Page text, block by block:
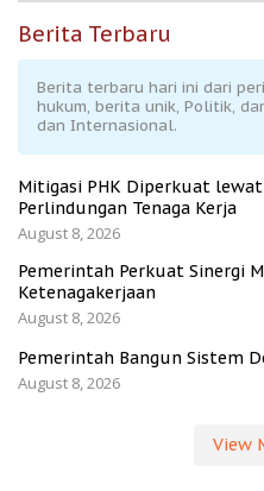
Berita Terbaru
Berita terbaru hari ini dari
hukum, berita unik, Politik,
dan Internasional.
Mitigasi PHK Diperkuat
Perlindungan Tenaga Kerja
August 8, 2026
Pemerintah Perkuat Sinergi
Ketenagakerjaan
August 8, 2026
Pemerintah Bangun Sistem
August 8, 2026
View